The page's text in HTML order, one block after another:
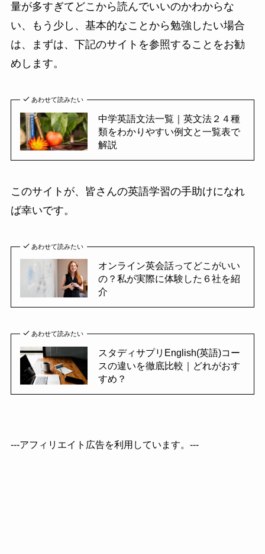
量が多すぎてどこから読んでいいのかわからな
い、もう少し、基本的なことから勉強したい場合
は、まずは、下記のサイトを参照することをお勧
めします。
あわせて読みたい
中学英語文法一覧｜英文法２４種
類をわかりやすい例文と一覧表で
解説
このサイトが、皆さんの英語学習の手助けになれ
ば幸いです。
あわせて読みたい
オンライン英会話ってどこがいい
の？私が実際に体験した６社を紹
介
あわせて読みたい
スタディサプリEnglish(英語)コー
スの違いを徹底比較｜どれがおす
すめ？
---アフィリエイト広告を利用しています。---